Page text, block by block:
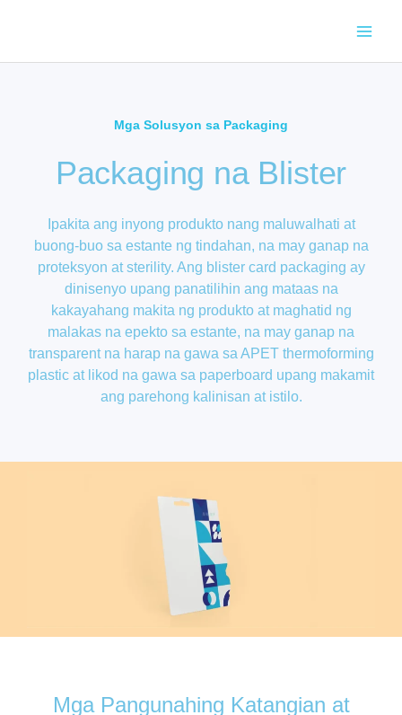
Mga Solusyon sa Packaging​
Packaging na Blister
Ipakita ang inyong produkto nang maluwalhati at
buong-buo sa estante ng tindahan, na may ganap na
proteksyon at sterility. Ang blister card packaging ay
dinisenyo upang panatilihin ang mataas na
kakayahang makita ng produkto at maghatid ng
malakas na epekto sa estante, na may ganap na
transparent na harap na gawa sa APET thermoforming
plastic at likod na gawa sa paperboard upang makamit
ang parehong kalinisan at istilo.
Mga Pangunahing Katangian at